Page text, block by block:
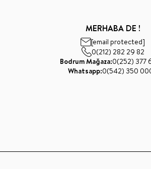
MERHABA DE !
[email protected]
0(212) 282 29 82
Bodrum Mağaza:0(252) 377
Whatsapp:0(542) 350